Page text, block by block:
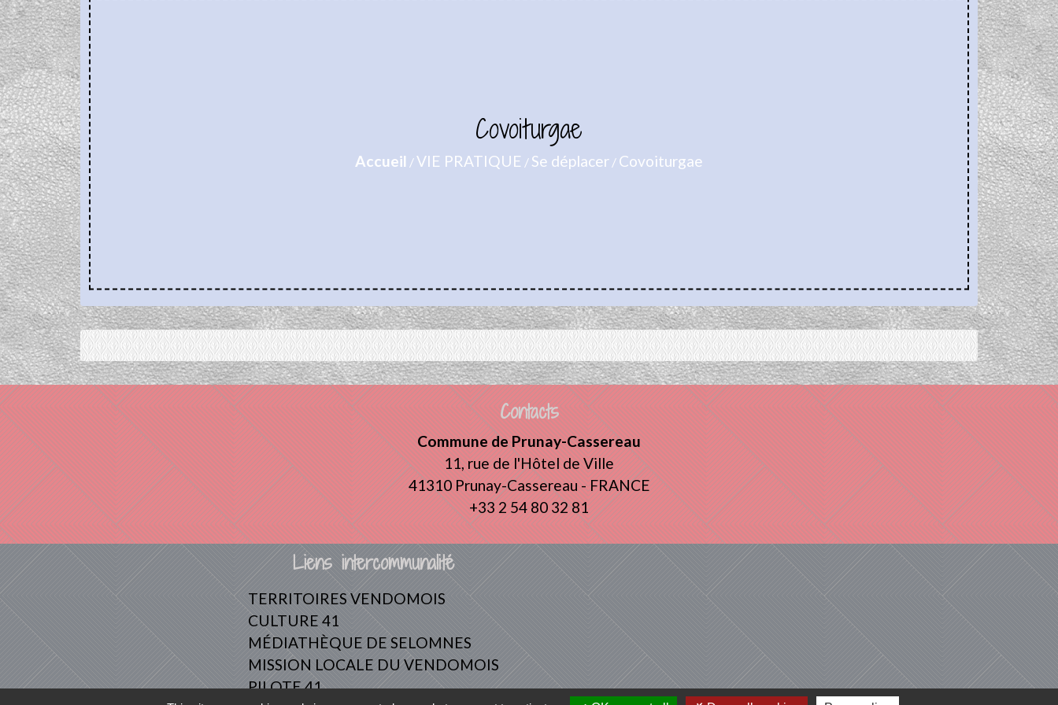
Covoiturgae
Accueil /VIE PRATIQUE / Se déplacer / Covoiturgae
Contacts
Commune de Prunay-Cassereau
11, rue de l'Hôtel de Ville
41310 Prunay-Cassereau - FRANCE
+33 2 54 80 32 81
Liens intercommunalité
TERRITOIRES VENDOMOIS
CULTURE 41
MÉDIATHÈQUE DE SELOMNES
MISSION LOCALE DU VENDOMOIS
PILOTE 41